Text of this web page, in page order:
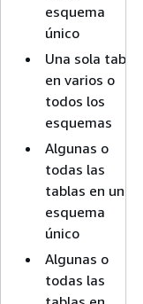
esquema
único
Una sola tabla
en varios o
todos los
esquemas
Algunas o
todas las
tablas en un
esquema
único
Algunas o
todas las